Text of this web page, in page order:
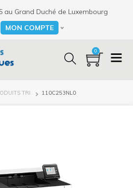
au Grand Duché de Luxembourg
your language
MON COMPTE
0
TRI 110C253NL0